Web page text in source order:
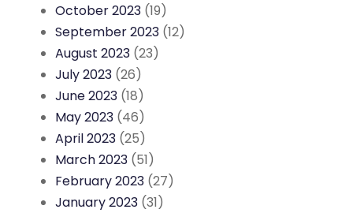
October 2023 (19)
September 2023 (12)
August 2023 (23)
July 2023 (26)
June 2023 (18)
May 2023 (46)
April 2023 (25)
March 2023 (51)
February 2023 (27)
January 2023 (31)